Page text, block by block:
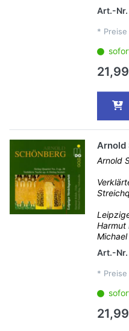
Art.-Nr.
*
Arnold
Arnold
Harmut
Michael
Art.-Nr.
*